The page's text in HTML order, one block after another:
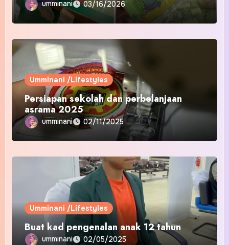
Pakaian Hari-Hari?
umminani 03/16/2026
Umminani /Lifestyles
Persiapan sekolah dan perbelanjaan
asrama 2025
umminani 02/11/2025
Umminani /Lifestyles
Buat kad pengenalan anak 12 tahun
umminani 02/05/2025